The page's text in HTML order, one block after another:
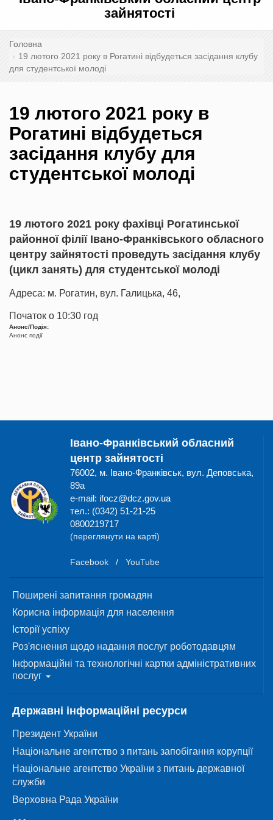
зайнятості
Головна
19 лютого 2021 року в Рогатині відбудеться засідання клубу
для студентської молоді
19 лютого 2021 року в
Рогатині відбудеться
засідання клубу для
студентської молоді
19 лютого 2021 року фахівці Рогатинської
районної філії Івано-Франківського обласного
центру зайнятості проведуть засідання клубу
(цикл занять) для студентської молоді
Адреса: м. Рогатин, вул. Галицька, 46,
Початок о 10:30 год
Анонс/Подія:
Анонс події
Івано-Франківський обласний
центр зайнятості
76002, м. Івано-Франківськ, вул. Деповська,
89а
e-mail: ifocz@dcz.gov.ua
тел.: (0342) 51-21-25
0800219717
(переглянути на карті)
Facebook / YouTube
Поширені запитання громадян
Корисна інформація для населення
Історії успіху
Роз'яснення щодо надання послуг роботодавцям
Інформаційні та технологічні картки адміністративних
послуг
Державні інформаційні ресурси
Президент України
Національне агентство з питань запобігання корупції
Національне агентство України з питань державної
служби
Верховна Рада України
...